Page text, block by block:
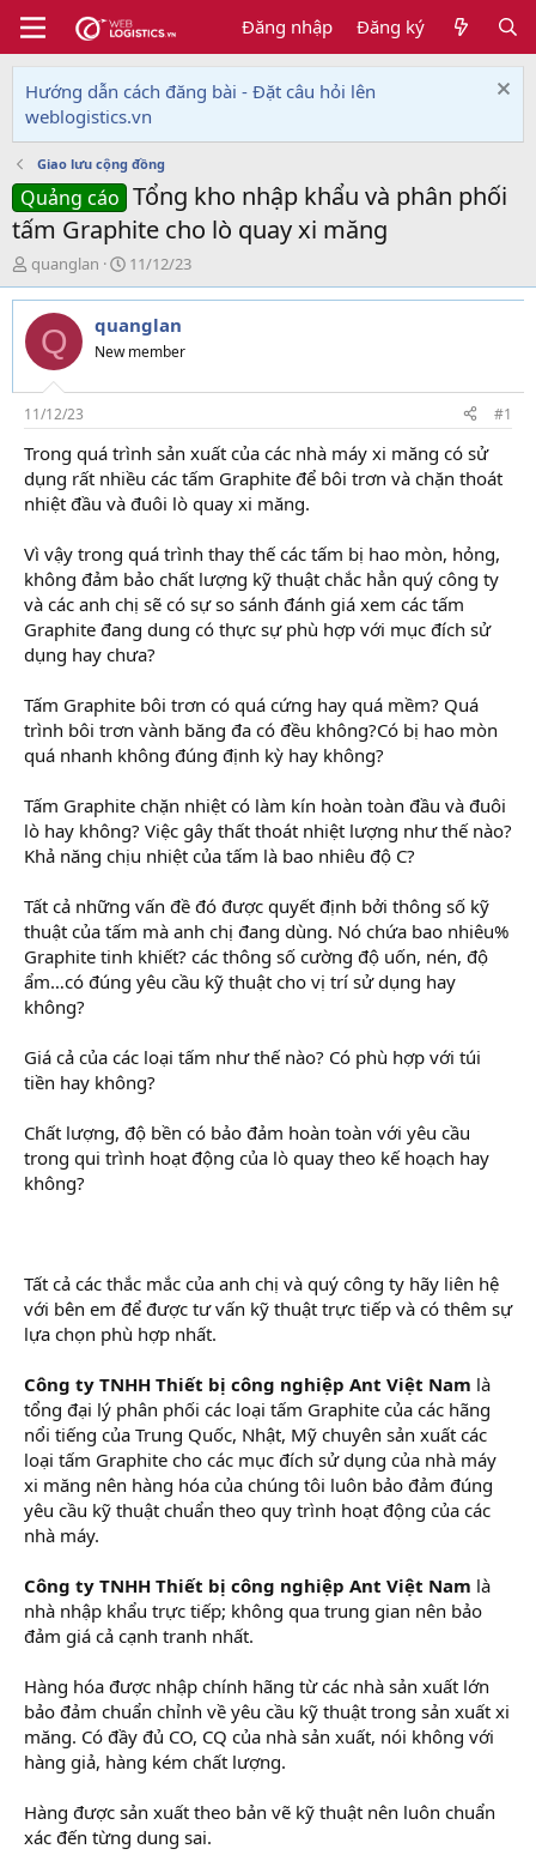
Đăng nhập Đăng ký
Hướng dẫn cách đăng bài - Đặt câu hỏi lên
weblogistics.vn
Giao lưu cộng đồng
Quảng cáo Tổng kho nhập khẩu và phân phối
tấm Graphite cho lò quay xi măng
T
h
r
e
d
s
t
a
r
t
e
quanglan
N
g
à
y
g
i
11/12/23
Q quanglan
New member
11/12/23 #1
Trong quá trình sản xuất của các nhà máy xi măng có sử
dụng rất nhiều các tấm Graphite để bôi trơn và chặn thoát
nhiệt đầu và đuôi lò quay xi măng.
Vì vậy trong quá trình thay thế các tấm bị hao mòn, hỏng,
không đảm bảo chất lượng kỹ thuật chắc hẳn quý công ty
và các anh chị sẽ có sự so sánh đánh giá xem các tấm
Graphite đang dung có thực sự phù hợp với mục đích sử
dụng hay chưa?
Tấm Graphite bôi trơn có quá cứng hay quá mềm? Quá
trình bôi trơn vành băng đa có đều không?Có bị hao mòn
quá nhanh không đúng định kỳ hay không?
Tấm Graphite chặn nhiệt có làm kín hoàn toàn đầu và đuôi
lò hay không? Việc gây thất thoát nhiệt lượng như thế nào?
Khả năng chịu nhiệt của tấm là bao nhiêu độ C?
Tất cả những vấn đề đó được quyết định bởi thông số kỹ
thuật của tấm mà anh chị đang dùng. Nó chứa bao nhiêu%
Graphite tinh khiết? các thông số cường độ uốn, nén, độ
ẩm…có đúng yêu cầu kỹ thuật cho vị trí sử dụng hay
không?
Giá cả của các loại tấm như thế nào? Có phù hợp với túi
tiền hay không?
Chất lượng, độ bền có bảo đảm hoàn toàn với yêu cầu
trong qui trình hoạt động của lò quay theo kế hoạch hay
không?
Tất cả các thắc mắc của anh chị và quý công ty hãy liên hệ
với bên em để được tư vấn kỹ thuật trực tiếp và có thêm sự
lựa chọn phù hợp nhất.
Công ty TNHH Thiết bị công nghiệp Ant Việt Nam là
tổng đại lý phân phối các loại tấm Graphite của các hãng
nổi tiếng của Trung Quốc, Nhật, Mỹ chuyên sản xuất các
loại tấm Graphite cho các mục đích sử dụng của nhà máy
xi măng nên hàng hóa của chúng tôi luôn bảo đảm đúng
yêu cầu kỹ thuật chuẩn theo quy trình hoạt động của các
nhà máy.
Công ty TNHH Thiết bị công nghiệp Ant Việt Nam là
nhà nhập khẩu trực tiếp; không qua trung gian nên bảo
đảm giá cả cạnh tranh nhất.
Hàng hóa được nhập chính hãng từ các nhà sản xuất lớn
bảo đảm chuẩn chỉnh về yêu cầu kỹ thuật trong sản xuất xi
măng. Có đầy đủ CO, CQ của nhà sản xuất, nói không với
hàng giả, hàng kém chất lượng.
Hàng được sản xuất theo bản vẽ kỹ thuật nên luôn chuẩn
xác đến từng dung sai.